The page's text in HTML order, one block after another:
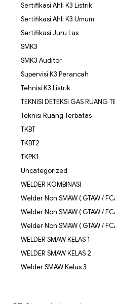
Sertifikasi Ahli K3 Listrik
Sertifikasi Ahli K3 Umum
Sertifikasi Juru Las
SMK3
SMK3 Auditor
Supervisi K3 Perancah
Tehnisi K3 Listrik
TEKNISI DETEKSI GAS RUANG
Teknisi Ruang Terbatas
TKBT
TKBT2
TKPK1
Uncategorized
WELDER KOMBINASI
Welder Non SMAW ( GTAW /
Welder Non SMAW ( GTAW /
Welder Non SMAW ( GTAW /
WELDER SMAW KELAS 1
WELDER SMAW KELAS 2
Welder SMAW Kelas 3